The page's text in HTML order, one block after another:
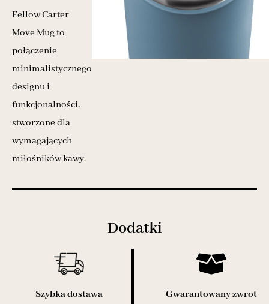
Fellow Carter
Move Mug to
połączenie
minimalistycznego
designu i
funkcjonalności,
stworzone dla
wymagających
miłośników kawy.
Dodatki
Szybka dostawa
Gwarantowany zwrot